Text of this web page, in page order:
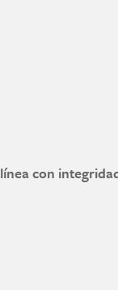
en línea
con
educación en